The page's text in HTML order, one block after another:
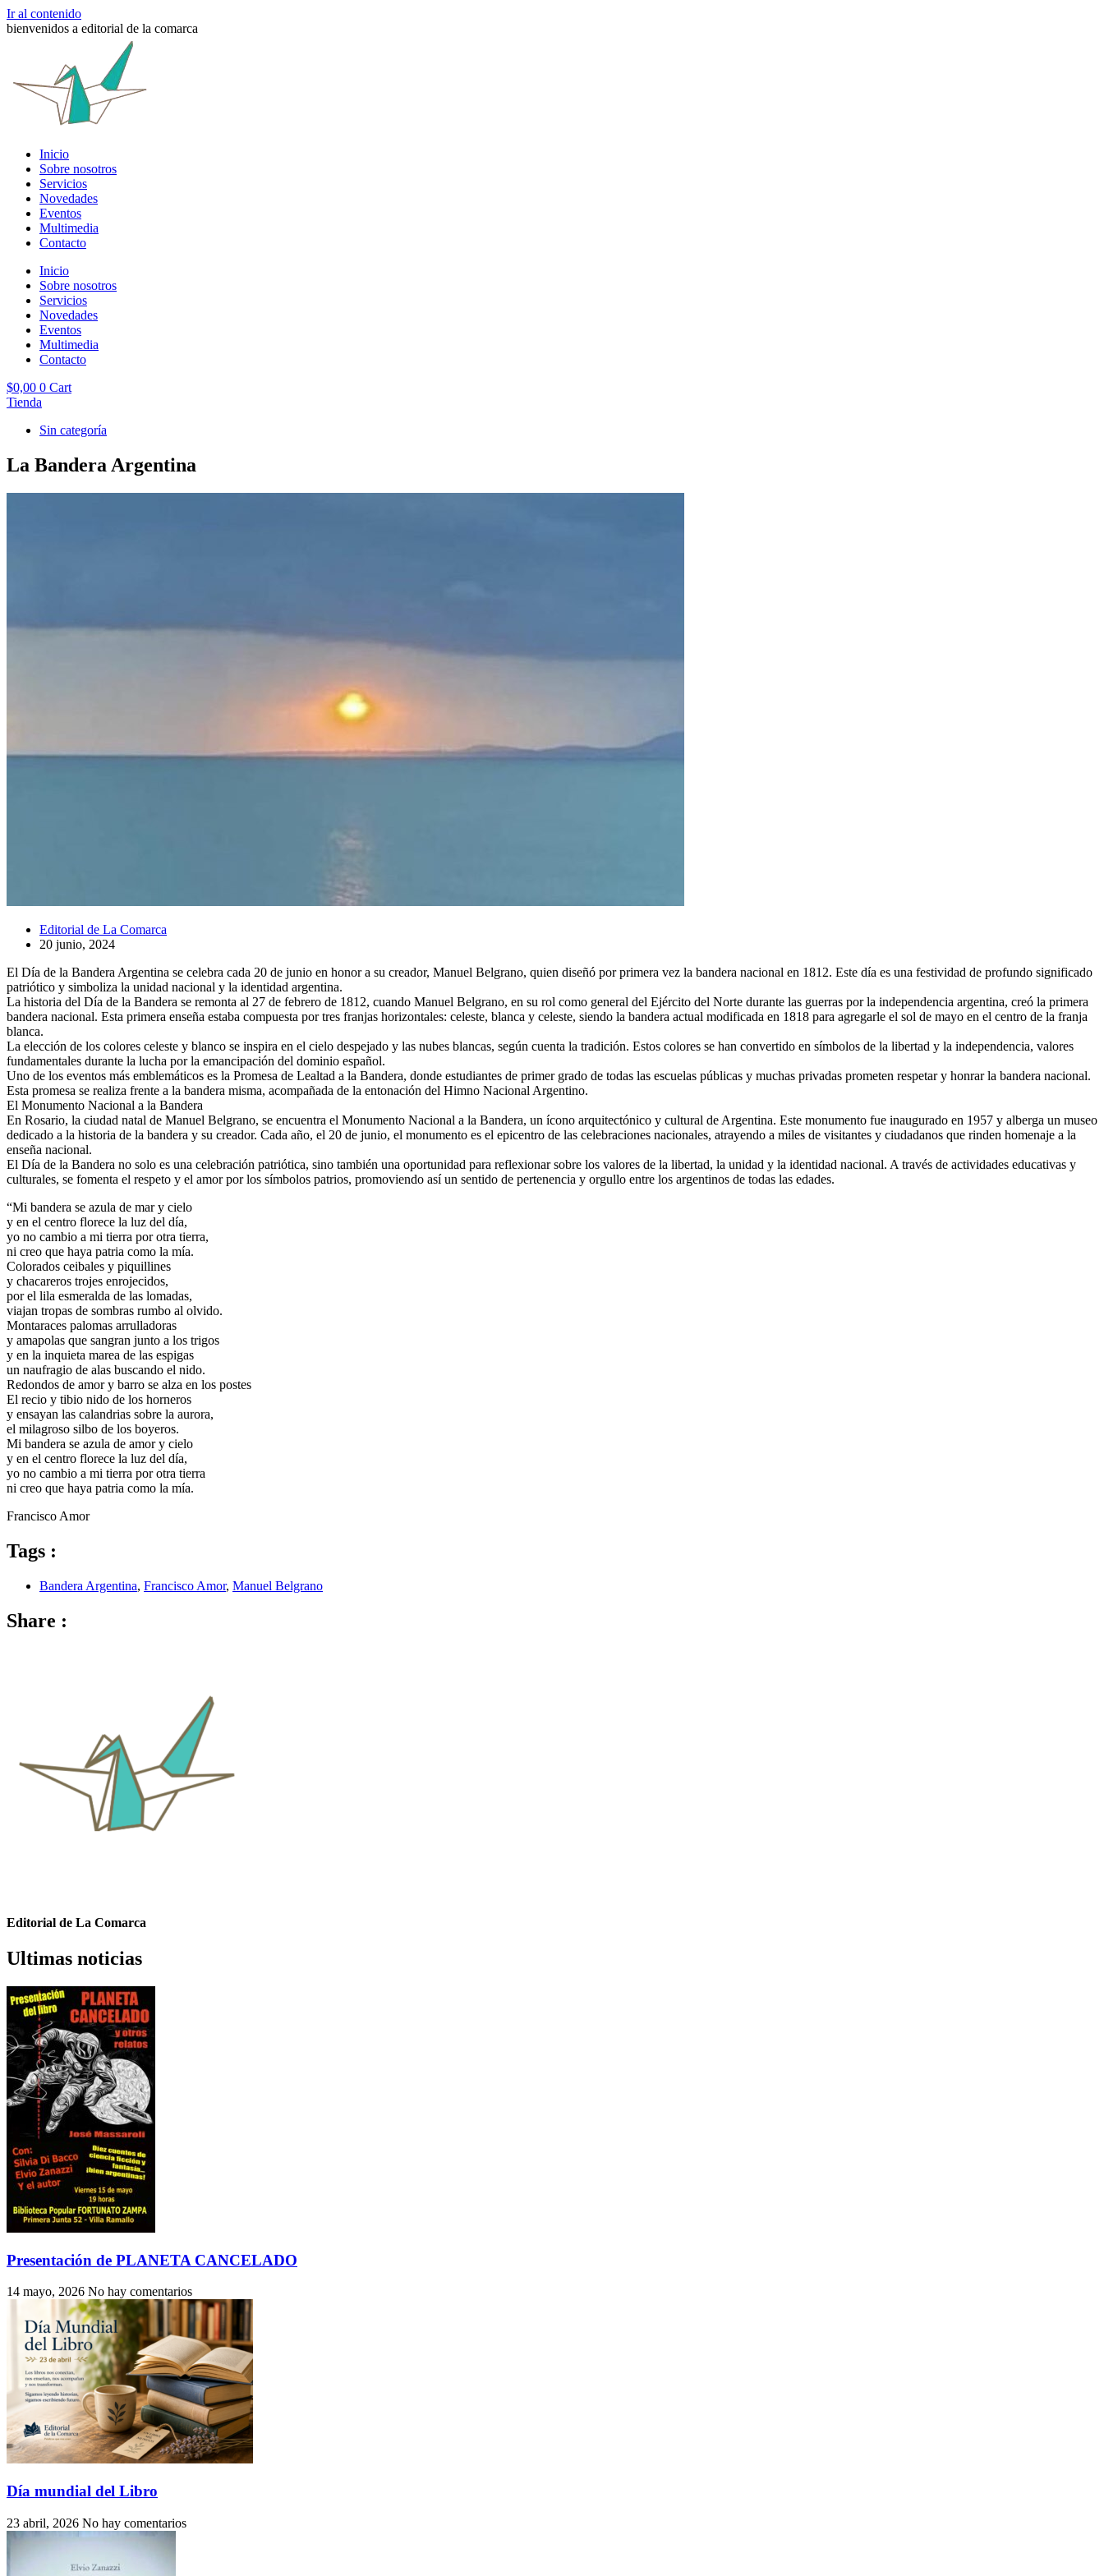
Ir al contenido
bienvenidos a editorial de la comarca
Inicio
Sobre nosotros
Servicios
Novedades
Eventos
Multimedia
Contacto
Inicio
Sobre nosotros
Servicios
Novedades
Eventos
Multimedia
Contacto
$0,00 0 Cart
Tienda
Sin categoría
La Bandera Argentina
Editorial de La Comarca
20 junio, 2024
El Día de la Bandera Argentina se celebra cada 20 de junio en honor a su creador, Manuel Belgrano, quien diseñó por primera vez la bandera nacional en 1812. Este día es una festividad de profundo significado
patriótico y simboliza la unidad nacional y la identidad argentina.
La historia del Día de la Bandera se remonta al 27 de febrero de 1812, cuando Manuel Belgrano, en su rol como general del Ejército del Norte durante las guerras por la independencia argentina, creó la primera
bandera nacional. Esta primera enseña estaba compuesta por tres franjas horizontales: celeste, blanca y celeste, siendo la bandera actual modificada en 1818 para agregarle el sol de mayo en el centro de la franja
blanca.
La elección de los colores celeste y blanco se inspira en el cielo despejado y las nubes blancas, según cuenta la tradición. Estos colores se han convertido en símbolos de la libertad y la independencia, valores
fundamentales durante la lucha por la emancipación del dominio español.
Uno de los eventos más emblemáticos es la Promesa de Lealtad a la Bandera, donde estudiantes de primer grado de todas las escuelas públicas y muchas privadas prometen respetar y honrar la bandera nacional.
Esta promesa se realiza frente a la bandera misma, acompañada de la entonación del Himno Nacional Argentino.
El Monumento Nacional a la Bandera
En Rosario, la ciudad natal de Manuel Belgrano, se encuentra el Monumento Nacional a la Bandera, un ícono arquitectónico y cultural de Argentina. Este monumento fue inaugurado en 1957 y alberga un museo
dedicado a la historia de la bandera y su creador. Cada año, el 20 de junio, el monumento es el epicentro de las celebraciones nacionales, atrayendo a miles de visitantes y ciudadanos que rinden homenaje a la
enseña nacional.
El Día de la Bandera no solo es una celebración patriótica, sino también una oportunidad para reflexionar sobre los valores de la libertad, la unidad y la identidad nacional. A través de actividades educativas y
culturales, se fomenta el respeto y el amor por los símbolos patrios, promoviendo así un sentido de pertenencia y orgullo entre los argentinos de todas las edades.
“Mi bandera se azula de mar y cielo
y en el centro florece la luz del día,
yo no cambio a mi tierra por otra tierra,
ni creo que haya patria como la mía.
Colorados ceibales y piquillines
y chacareros trojes enrojecidos,
por el lila esmeralda de las lomadas,
viajan tropas de sombras rumbo al olvido.
Montaraces palomas arrulladoras
y amapolas que sangran junto a los trigos
y en la inquieta marea de las espigas
un naufragio de alas buscando el nido.
Redondos de amor y barro se alza en los postes
El recio y tibio nido de los horneros
y ensayan las calandrias sobre la aurora,
el milagroso silbo de los boyeros.
Mi bandera se azula de amor y cielo
y en el centro florece la luz del día,
yo no cambio a mi tierra por otra tierra
ni creo que haya patria como la mía.
Francisco Amor
Tags :
Bandera Argentina, Francisco Amor, Manuel Belgrano
Share :
Editorial de La Comarca
Ultimas noticias
Presentación de PLANETA CANCELADO
14 mayo, 2026 No hay comentarios
Día mundial del Libro
23 abril, 2026 No hay comentarios